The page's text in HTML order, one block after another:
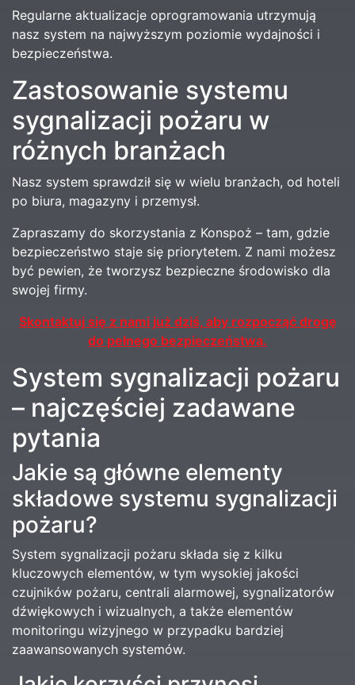
Regularne aktualizacje oprogramowania utrzymują
nasz system na najwyższym poziomie wydajności i
bezpieczeństwa.
Zastosowanie systemu
sygnalizacji pożaru w
różnych branżach
Nasz system sprawdził się w wielu branżach, od hoteli
po biura, magazyny i przemysł.
Zapraszamy do skorzystania z Konspoż – tam, gdzie
bezpieczeństwo staje się priorytetem. Z nami możesz
być pewien, że tworzysz bezpieczne środowisko dla
swojej firmy.
Skontaktuj się z nami już dziś, aby rozpocząć drogę
do pełnego bezpieczeństwa.
System sygnalizacji pożaru
– najczęściej zadawane
pytania
Jakie są główne elementy
składowe systemu sygnalizacji
pożaru?
System sygnalizacji pożaru składa się z kilku
kluczowych elementów, w tym wysokiej jakości
czujników pożaru, centrali alarmowej, sygnalizatorów
dźwiękowych i wizualnych, a także elementów
monitoringu wizyjnego w przypadku bardziej
zaawansowanych systemów.